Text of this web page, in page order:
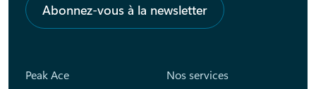
Abonnez-vous à la newsletter
Peak Ace Nos services